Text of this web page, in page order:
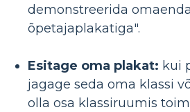
demonstreerida
õpetajaplakatiga".
Esitage oma plakat: kui
jagage seda oma klassi
olla osa klassiruumis